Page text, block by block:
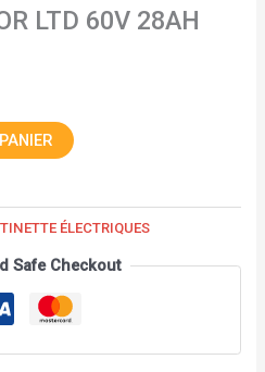
LTD 60V 28AH
ÉLECTRIQUES
Safe Checkout